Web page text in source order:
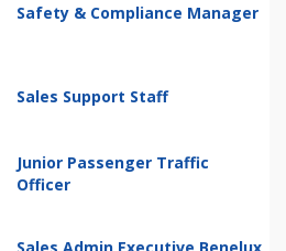
Safety & Compliance Manager
Sales Support Staff
Junior Passenger Traffic
Officer